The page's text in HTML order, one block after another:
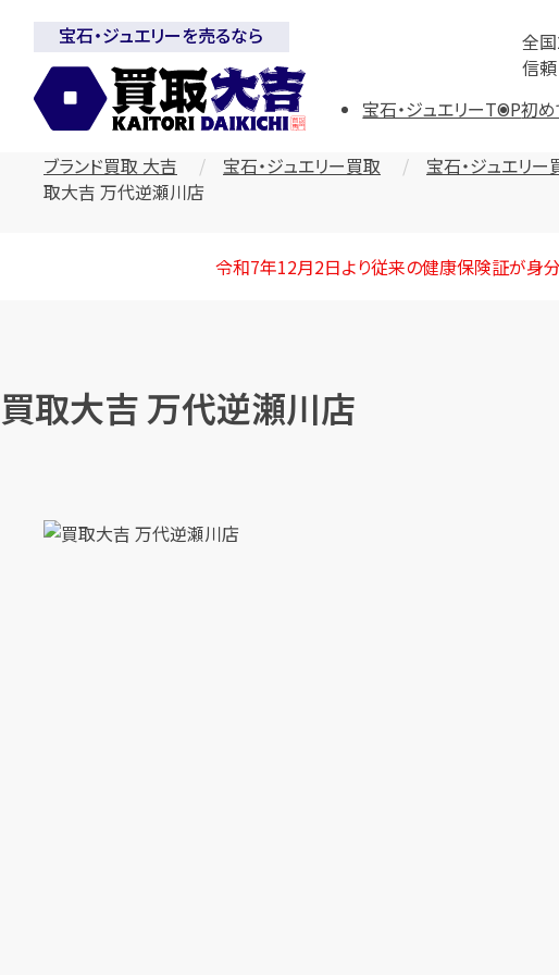
全
信
宝石・ジュエリーを売るなら
宝石・ジュエリーTOP初
ブランド買取 大吉 宝石・ジュエリー買取 宝石・ジュエリ
取大吉 万代逆瀬川店
令和7年12月2日より従来の健康保険証が身
買取大吉 万代逆瀬川店